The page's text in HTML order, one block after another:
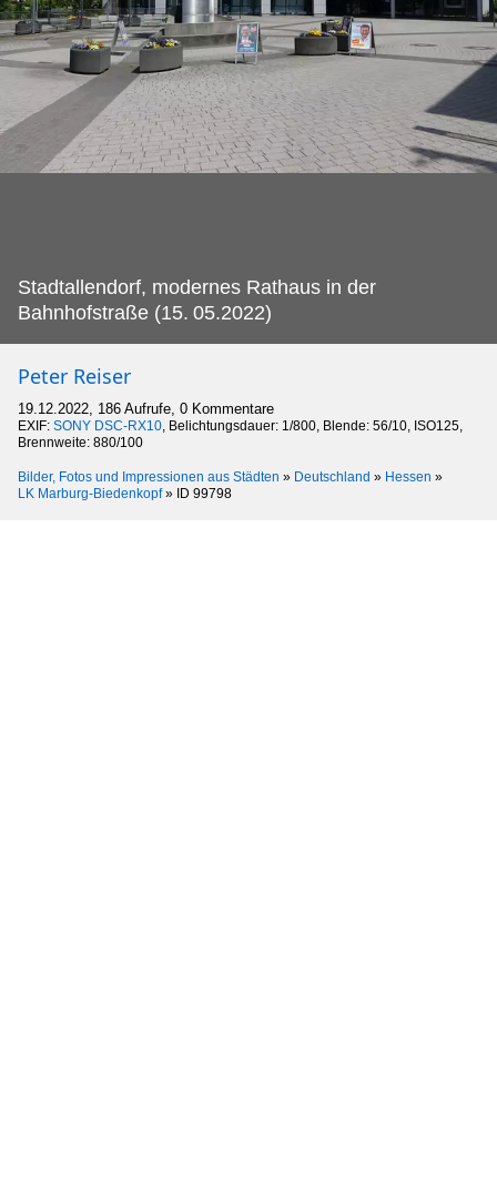
Stadtallendorf, modernes Rathaus in der
Bahnhofstraße (15. 05.2022)
Peter Reiser
19.12.2022, 186 Aufrufe, 0 Kommentare
EXIF: SONY DSC-RX10, Belichtungsdauer: 1/800, Blende: 56/10, ISO125,
Brennweite: 880/100
Bilder, Fotos und Impressionen aus Städten » Deutschland » Hessen »
LK Marburg-Biedenkopf» ID 99798